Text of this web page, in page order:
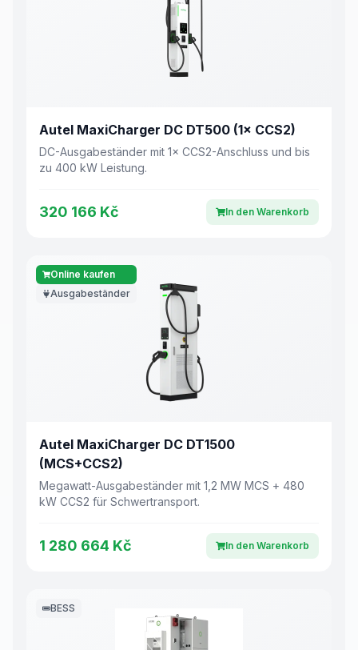
Autel MaxiCharger DC DT500 (1× CCS2)
DC-Ausgabeständer mit 1× CCS2-Anschluss und bis
zu 400 kW Leistung.
320 166 Kč In den Warenkorb
Online kaufen
Ausgabeständer
Autel MaxiCharger DC DT1500
(MCS+CCS2)
Megawatt-Ausgabeständer mit 1,2 MW MCS + 480
kW CCS2 für Schwertransport.
1 280 664 Kč In den Warenkorb
BESS